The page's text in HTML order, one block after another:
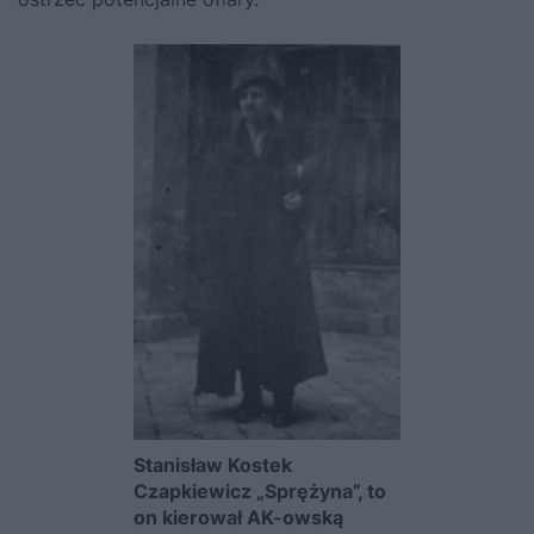
Stanisław Kostek
Czapkiewicz „Sprężyna”, to
on kierował AK-owską